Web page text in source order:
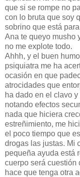
que si se rompe no
con lo bruta que soy
sobrino que está
Ana te queyo musho
no me explote todo.
Ahhh, y el buen
psiquiatra me ha
ocasión en que
atrocidades que
ha dado en el clavo
notando efectos
nada que hiciera
estreñimiento, me
el poco tiempo que
drogas las justas. Mi
pequeña ayuda está
cuerpo será cuestión
hace que tenga otra